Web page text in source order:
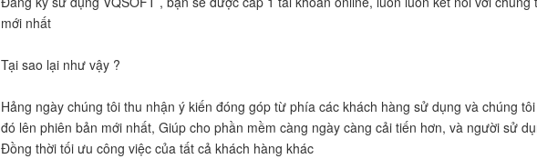
mới nhất
Tại sao lại như vậy ?
Hảng ngày chúng tôi thu nhận ý kiến đóng góp từ phía các khách hàng sử dụng và chúng
đó lên phiên bản mới nhất, Giúp cho phần mềm càng ngày càng cải tiến hơn, và người sử
Đồng thời tối ưu công việc của tất cả khách hàng khác